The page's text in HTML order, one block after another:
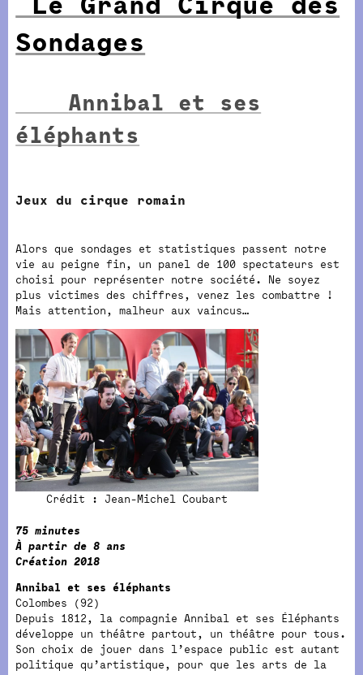
Sondages
Annibal et ses
éléphants
Jeux du cirque romain
Alors que sondages et statistiques passent notre
vie au peigne fin, un panel de 100 spectateurs est
choisi pour représenter notre société. Ne soyez
plus victimes des chiffres, venez les combattre !
Mais attention, malheur aux vaincus…
Crédit : Jean-Michel Coubart
75 minutes
À partir de 8 ans
Création 2018
Annibal et ses éléphants
Colombes (92)
Depuis 1812, la compagnie Annibal et ses Éléphants
développe un théâtre partout, un théâtre pour tous.
Son choix de jouer dans l’espace public est autant
politique qu’artistique, pour que les arts de la